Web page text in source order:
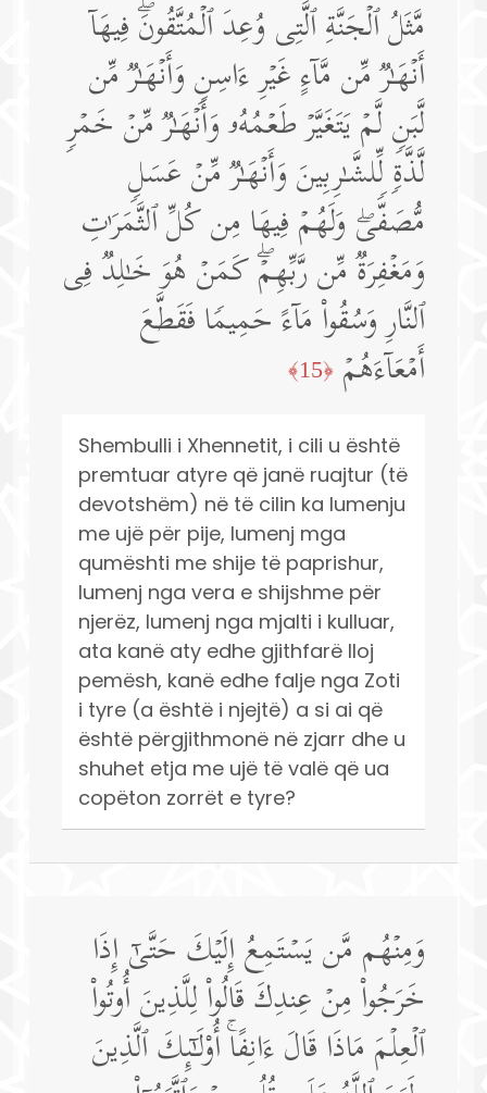
مَّثَلُ ٱلۡجَنَّةِ ٱلَّتِی وُعِدَ ٱلۡمُتَّقُونَۖ فِیهَاۤ
أَنۡهَـٰرࣱ مِّن مَّاۤءٍ غَیۡرِ ءَاسِنࣲ وَأَنۡهَـٰرࣱ مِّن
لَّبَنࣲ لَّمۡ یَتَغَیَّرۡ طَعۡمُهُۥ وَأَنۡهَـٰرࣱ مِّنۡ خَمۡرࣲ
لَّذَّةࣲ لِّلشَّـٰرِبِینَ وَأَنۡهَـٰرࣱ مِّنۡ عَسَلࣲ
مُّصَفࣰّىۖ وَلَهُمۡ فِیهَا مِن كُلِّ ٱلثَّمَرَ ٰ⁠تِ
وَمَغۡفِرَةࣱ مِّن رَّبِّهِمۡۖ كَمَنۡ هُوَ خَـٰلِدࣱ فِی
ٱلنَّارِ وَسُقُوا۟ مَاۤءً حَمِیمࣰا فَقَطَّعَ
أَمۡعَاۤءَهُمۡ ﴿15﴾
Shembulli i Xhennetit, i cili u është
premtuar atyre që janë ruajtur (të
devotshëm) në të cilin ka lumenju
me ujë për pije, lumenj mga
qumështi me shije të paprishur,
lumenj nga vera e shijshme për
njerëz, lumenj nga mjalti i kulluar,
ata kanë aty edhe gjithfarë lloj
pemësh, kanë edhe falje nga Zoti
i tyre (a është i njejtë) a si ai që
është përgjithmonë në zjarr dhe u
shuhet etja me ujë të valë që ua
copëton zorrët e tyre?
وَمِنۡهُم مَّن یَسۡتَمِعُ إِلَیۡكَ حَتَّىٰۤ إِذَا
خَرَجُوا۟ مِنۡ عِندِكَ قَالُوا۟ لِلَّذِینَ أُوتُوا۟
ٱلۡعِلۡمَ مَاذَا قَالَ ءَانِفًاۚ أُو۟لَـٰۤىِٕكَ ٱلَّذِینَ